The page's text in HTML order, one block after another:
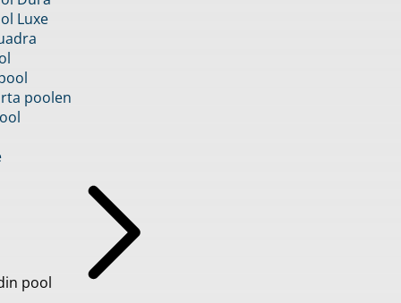
Luxe
poolen
pool